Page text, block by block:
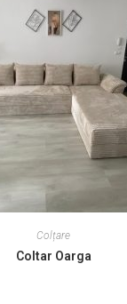
Colțare
Coltar Oarga